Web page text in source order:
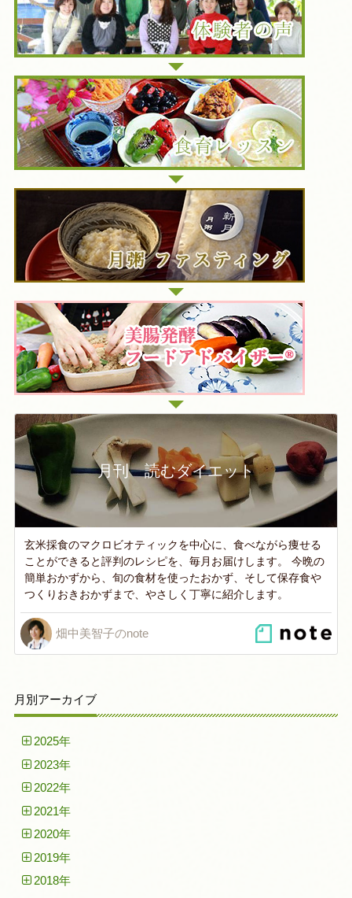
月刊 読むダイエット
玄米採食のマクロビオティックを中心に、食べながら痩せる
ことができると評判のレシピを、毎月お届けします。 今晩の
簡単おかずから、旬の食材を使ったおかず、そして保存食や
つくりおきおかずまで、やさしく丁寧に紹介します。
畑中美智子のnote
月別アーカイブ
2025年
2023年
2022年
2021年
2020年
2019年
2018年